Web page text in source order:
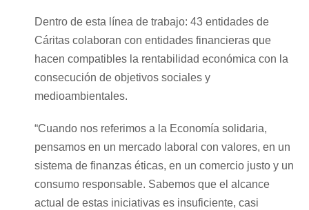
Dentro de esta línea de trabajo: 43 entidades de
Cáritas colaboran con entidades financieras que
hacen compatibles la rentabilidad económica con la
consecución de objetivos sociales y
medioambientales.
“Cuando nos referimos a la Economía solidaria,
pensamos en un mercado laboral con valores, en un
sistema de finanzas éticas, en un comercio justo y un
consumo responsable. Sabemos que el alcance
actual de estas iniciativas es insuficiente, casi